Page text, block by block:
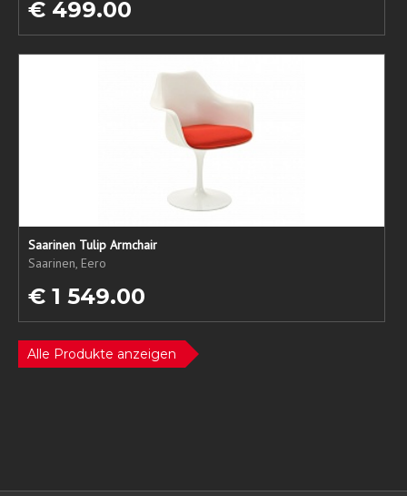
€ 499.00
Saarinen Tulip Armchair
Saarinen, Eero
€ 1 549.00
Alle Produkte anzeigen